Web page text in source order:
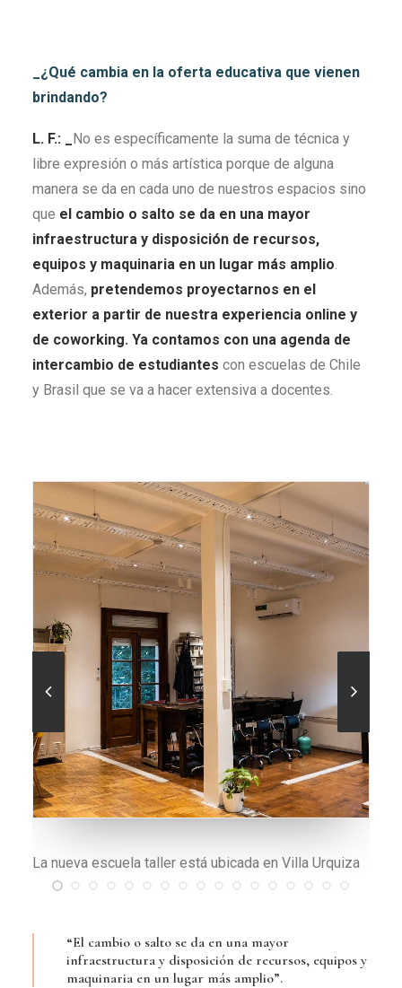
_¿Qué cambia en la oferta educativa que vienen
brindando?
L. F.: _ No es específicamente la suma de técnica y
libre expresión o más artística porque de alguna
manera se da en cada uno de nuestros espacios sino
que el cambio o salto se da en una mayor
infraestructura y disposición de recursos,
equipos y maquinaria en un lugar más amplio.
Además, pretendemos proyectarnos en el
exterior a partir de nuestra experiencia online y
de coworking. Ya contamos con una agenda de
intercambio de estudiantes con escuelas de Chile
y Brasil que se va a hacer extensiva a docentes.
Banco joyero especial para trabajos con oro
“El cambio o salto se da en una mayor
infraestructura y disposición de recursos, equipos y
maquinaria en un lugar más amplio”.